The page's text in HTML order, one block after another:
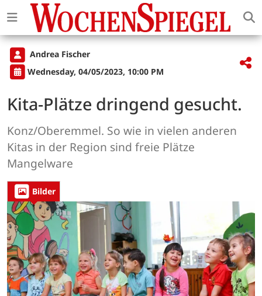
Andrea Fischer
Wednesday, 04/05/2023, 10:00 PM
Kita-Plätze dringend gesucht.
Konz/Oberemmel. So wie in vielen anderen
Kitas in der Region sind freie Plätze
Mangelware
Bilder